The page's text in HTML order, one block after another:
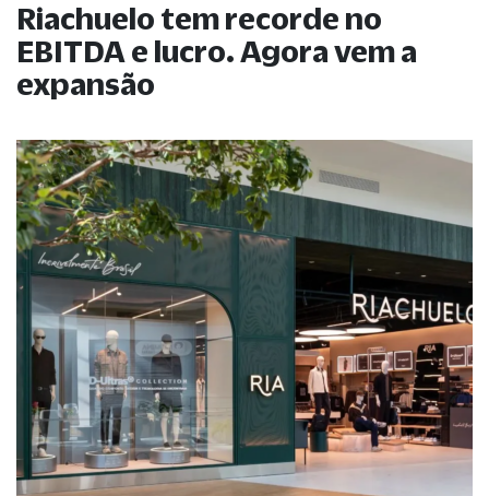
Riachuelo tem recorde no
EBITDA e lucro. Agora vem a
expansão